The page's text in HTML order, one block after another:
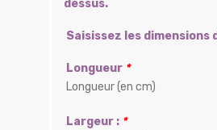
dessus.
Saisissez les dimensions
Longueur *
Largeur : *